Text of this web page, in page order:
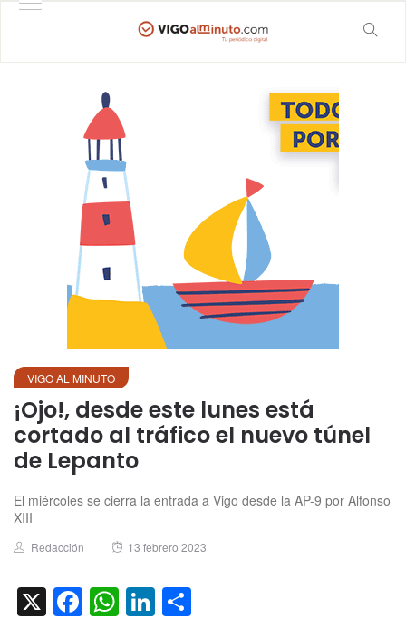
VIGO AL MINUTO
¡Ojo!, desde este lunes está
cortado al tráfico el nuevo túnel
de Lepanto
El miércoles se cierra la entrada a Vigo desde la AP-9 por Alfonso
XIII
Author
Redacción
Posted
13 febrero 2023
X Facebook
WhatsApp
LinkedIn